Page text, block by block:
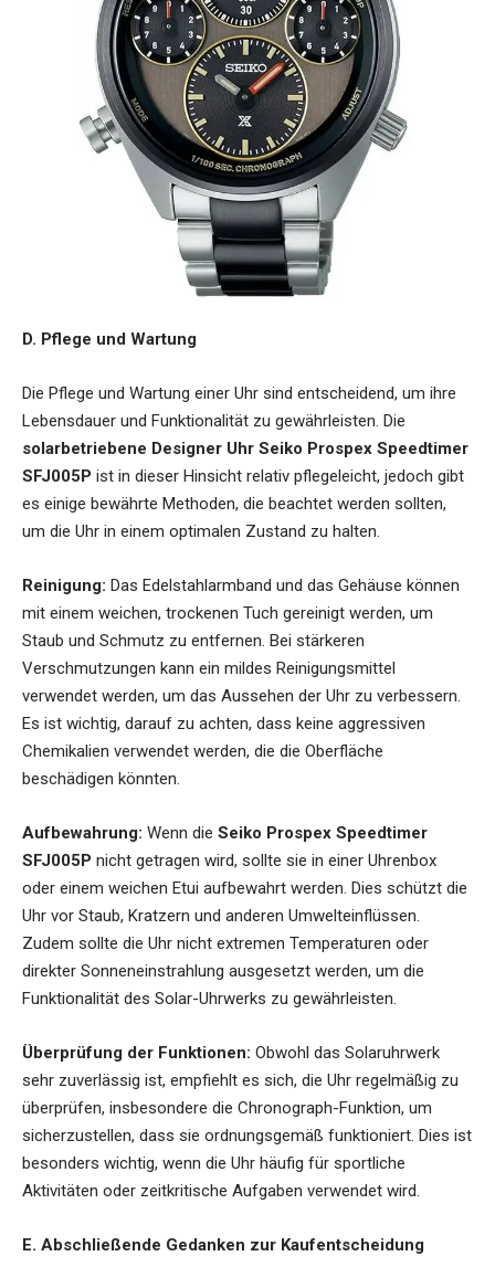
D. Pflege und Wartung
Die Pflege und Wartung einer Uhr sind entscheidend, um ihre
Lebensdauer und Funktionalität zu gewährleisten. Die
solarbetriebene Designer Uhr Seiko Prospex Speedtimer
SFJ005P ist in dieser Hinsicht relativ pflegeleicht, jedoch gibt
es einige bewährte Methoden, die beachtet werden sollten,
um die Uhr in einem optimalen Zustand zu halten.
Reinigung: Das Edelstahlarmband und das Gehäuse können
mit einem weichen, trockenen Tuch gereinigt werden, um
Staub und Schmutz zu entfernen. Bei stärkeren
Verschmutzungen kann ein mildes Reinigungsmittel
verwendet werden, um das Aussehen der Uhr zu verbessern.
Es ist wichtig, darauf zu achten, dass keine aggressiven
Chemikalien verwendet werden, die die Oberfläche
beschädigen könnten.
Aufbewahrung: Wenn die Seiko Prospex Speedtimer
SFJ005P nicht getragen wird, sollte sie in einer Uhrenbox
oder einem weichen Etui aufbewahrt werden. Dies schützt die
Uhr vor Staub, Kratzern und anderen Umwelteinflüssen.
Zudem sollte die Uhr nicht extremen Temperaturen oder
direkter Sonneneinstrahlung ausgesetzt werden, um die
Funktionalität des Solar-Uhrwerks zu gewährleisten.
Überprüfung der Funktionen: Obwohl das Solaruhrwerk
sehr zuverlässig ist, empfiehlt es sich, die Uhr regelmäßig zu
überprüfen, insbesondere die Chronograph-Funktion, um
sicherzustellen, dass sie ordnungsgemäß funktioniert. Dies ist
besonders wichtig, wenn die Uhr häufig für sportliche
Aktivitäten oder zeitkritische Aufgaben verwendet wird.
E. Abschließende Gedanken zur Kaufentscheidung